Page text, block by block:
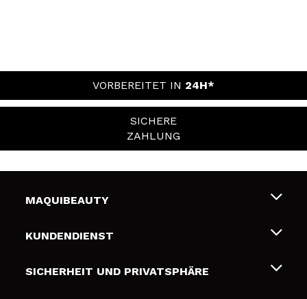
VORBEREITET IN 24H*
SICHERE
ZAHLUNG
MAQUIBEAUTY
Über uns
Geschenkkarten
KUNDENDIENST
Liefer- und Versandkosten
SICHERHEIT UND PRIVATSPHÄRE